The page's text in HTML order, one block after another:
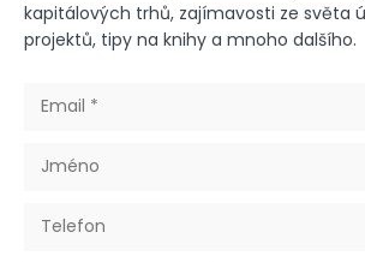
kapitálových trhů, zajímavosti ze světa
projektů, tipy na knihy a mnoho dalšího.